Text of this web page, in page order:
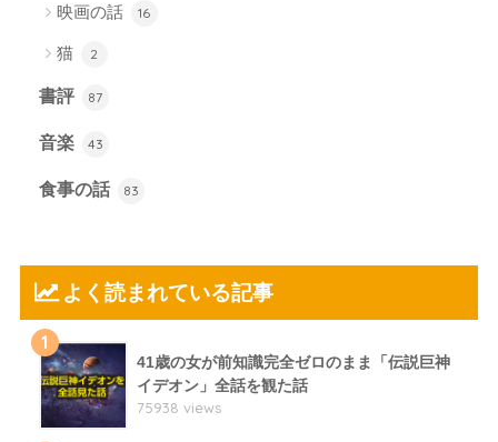
映画の話 16
猫 2
書評 87
音楽 43
食事の話 83
よく読まれている記事
1
41歳の女が前知識完全ゼロのまま「伝説巨神
イデオン」全話を観た話
75938 views